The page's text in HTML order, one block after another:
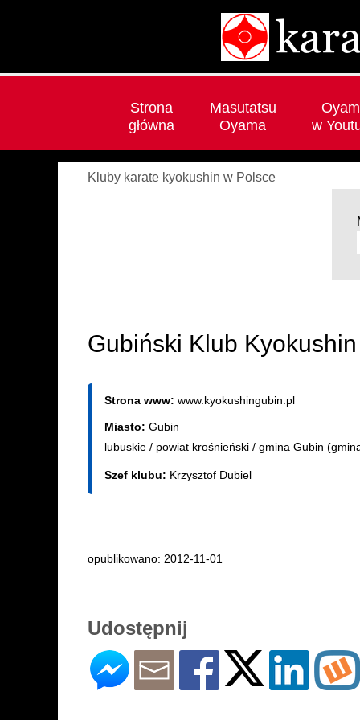
Strona
główna
Masutatsu
Oyama
w
Kluby karate kyokushin w Polsce
Gubiński Klub
Strona www: www.kyokushingubin.pl
Miasto: Gubin
lubuskie / powiat krośnieński / gmina Gubin
Szef klubu: Krzysztof Dubiel
opublikowano: 2012-11-01
Udostępnij